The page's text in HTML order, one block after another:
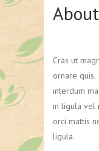
Cras ut
ornare
interdum
in ligula vel
orci mattis
ligula.